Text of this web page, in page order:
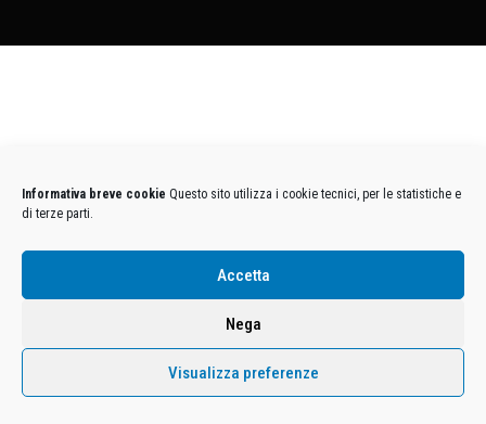
Informativa breve cookie Questo sito utilizza i cookie tecnici, per le statistiche e
di terze parti.
Accetta
Nega
Visualizza preferenze